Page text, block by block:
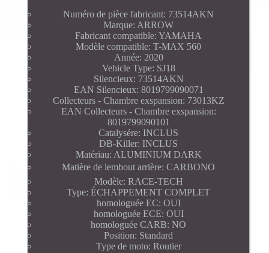
Numéro de pièce fabricant: 73514AKN
Marque: ARROW
Fabricant compatible: YAMAHA
Modèle compatible: T-MAX 560
Année: 2020
Vehicle Type: SJ18
Silencieux: 73514AKN
EAN Silencieux: 8019799090071
Collecteurs - Chambre exspansion: 73013KZ
EAN Collecteurs - Chambre exspansion:
8019799090101
Catalysére: INCLUS
DB-Killer: INCLUS
Matériau: ALUMINIUM DARK
Matière de lembout arrière: CARBONO
Modèle: RACE-TECH
Type: ÉCHAPPEMENT COMPLET
homologuée EC: OUI
homologuée ECE: OUI
homologuée CARB: NO
Position: Standard
Type de moto: Routier